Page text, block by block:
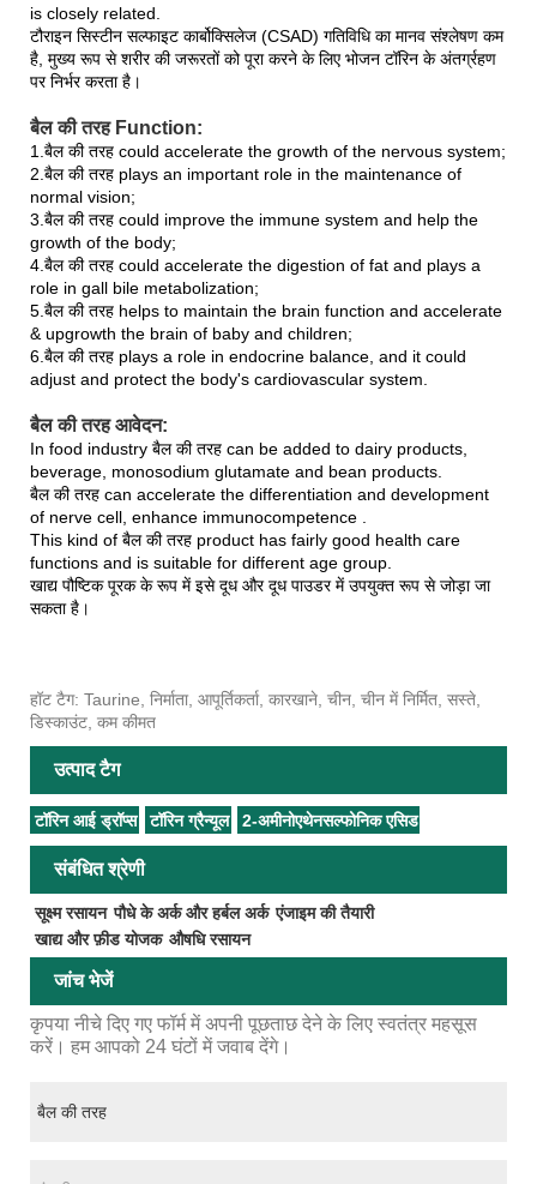
is closely related.
टौराइन सिस्टीन सल्फाइट कार्बोक्सिलेज (CSAD) गतिविधि का मानव संश्लेषण कम
है, मुख्य रूप से शरीर की जरूरतों को पूरा करने के लिए भोजन टॉरिन के अंतर्ग्रहण
पर निर्भर करता है।
बैल की तरह Function:
1.बैल की तरह could accelerate the growth of the nervous system;
2.बैल की तरह plays an important role in the maintenance of
normal vision;
3.बैल की तरह could improve the immune system and help the
growth of the body;
4.बैल की तरह could accelerate the digestion of fat and plays a
role in gall bile metabolization;
5.बैल की तरह helps to maintain the brain function and accelerate
& upgrowth the brain of baby and children;
6.बैल की तरह plays a role in endocrine balance, and it could
adjust and protect the body's cardiovascular system.
बैल की तरह आवेदन:
In food industry बैल की तरह can be added to dairy products,
beverage, monosodium glutamate and bean products.
बैल की तरह can accelerate the differentiation and development
of nerve cell, enhance immunocompetence .
This kind of बैल की तरह product has fairly good health care
functions and is suitable for different age group.
खाद्य पौष्टिक पूरक के रूप में इसे दूध और दूध पाउडर में उपयुक्त रूप से जोड़ा जा
सकता है।
हॉट टैग: Taurine, निर्माता, आपूर्तिकर्ता, कारखाने, चीन, चीन में निर्मित, सस्ते,
डिस्काउंट, कम कीमत
उत्पाद टैग
टॉरिन आई ड्रॉप्स टॉरिन ग्रैन्यूल 2-अमीनोएथेनसल्फोनिक एसिड
संबंधित श्रेणी
सूक्ष्म रसायन पौधे के अर्क और हर्बल अर्क एंजाइम की तैयारी
खाद्य और फ़ीड योजक औषधि रसायन
जांच भेजें
कृपया नीचे दिए गए फॉर्म में अपनी पूछताछ देने के लिए स्वतंत्र महसूस
करें। हम आपको 24 घंटों में जवाब देंगे।